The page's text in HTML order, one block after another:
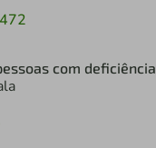
com deficiência